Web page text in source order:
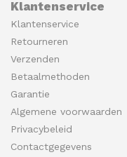
Klantenservice
Klantenservice
Retourneren
Verzenden
Betaalmethoden
Garantie
Algemene voorwaarden
Privacybeleid
Contactgegevens